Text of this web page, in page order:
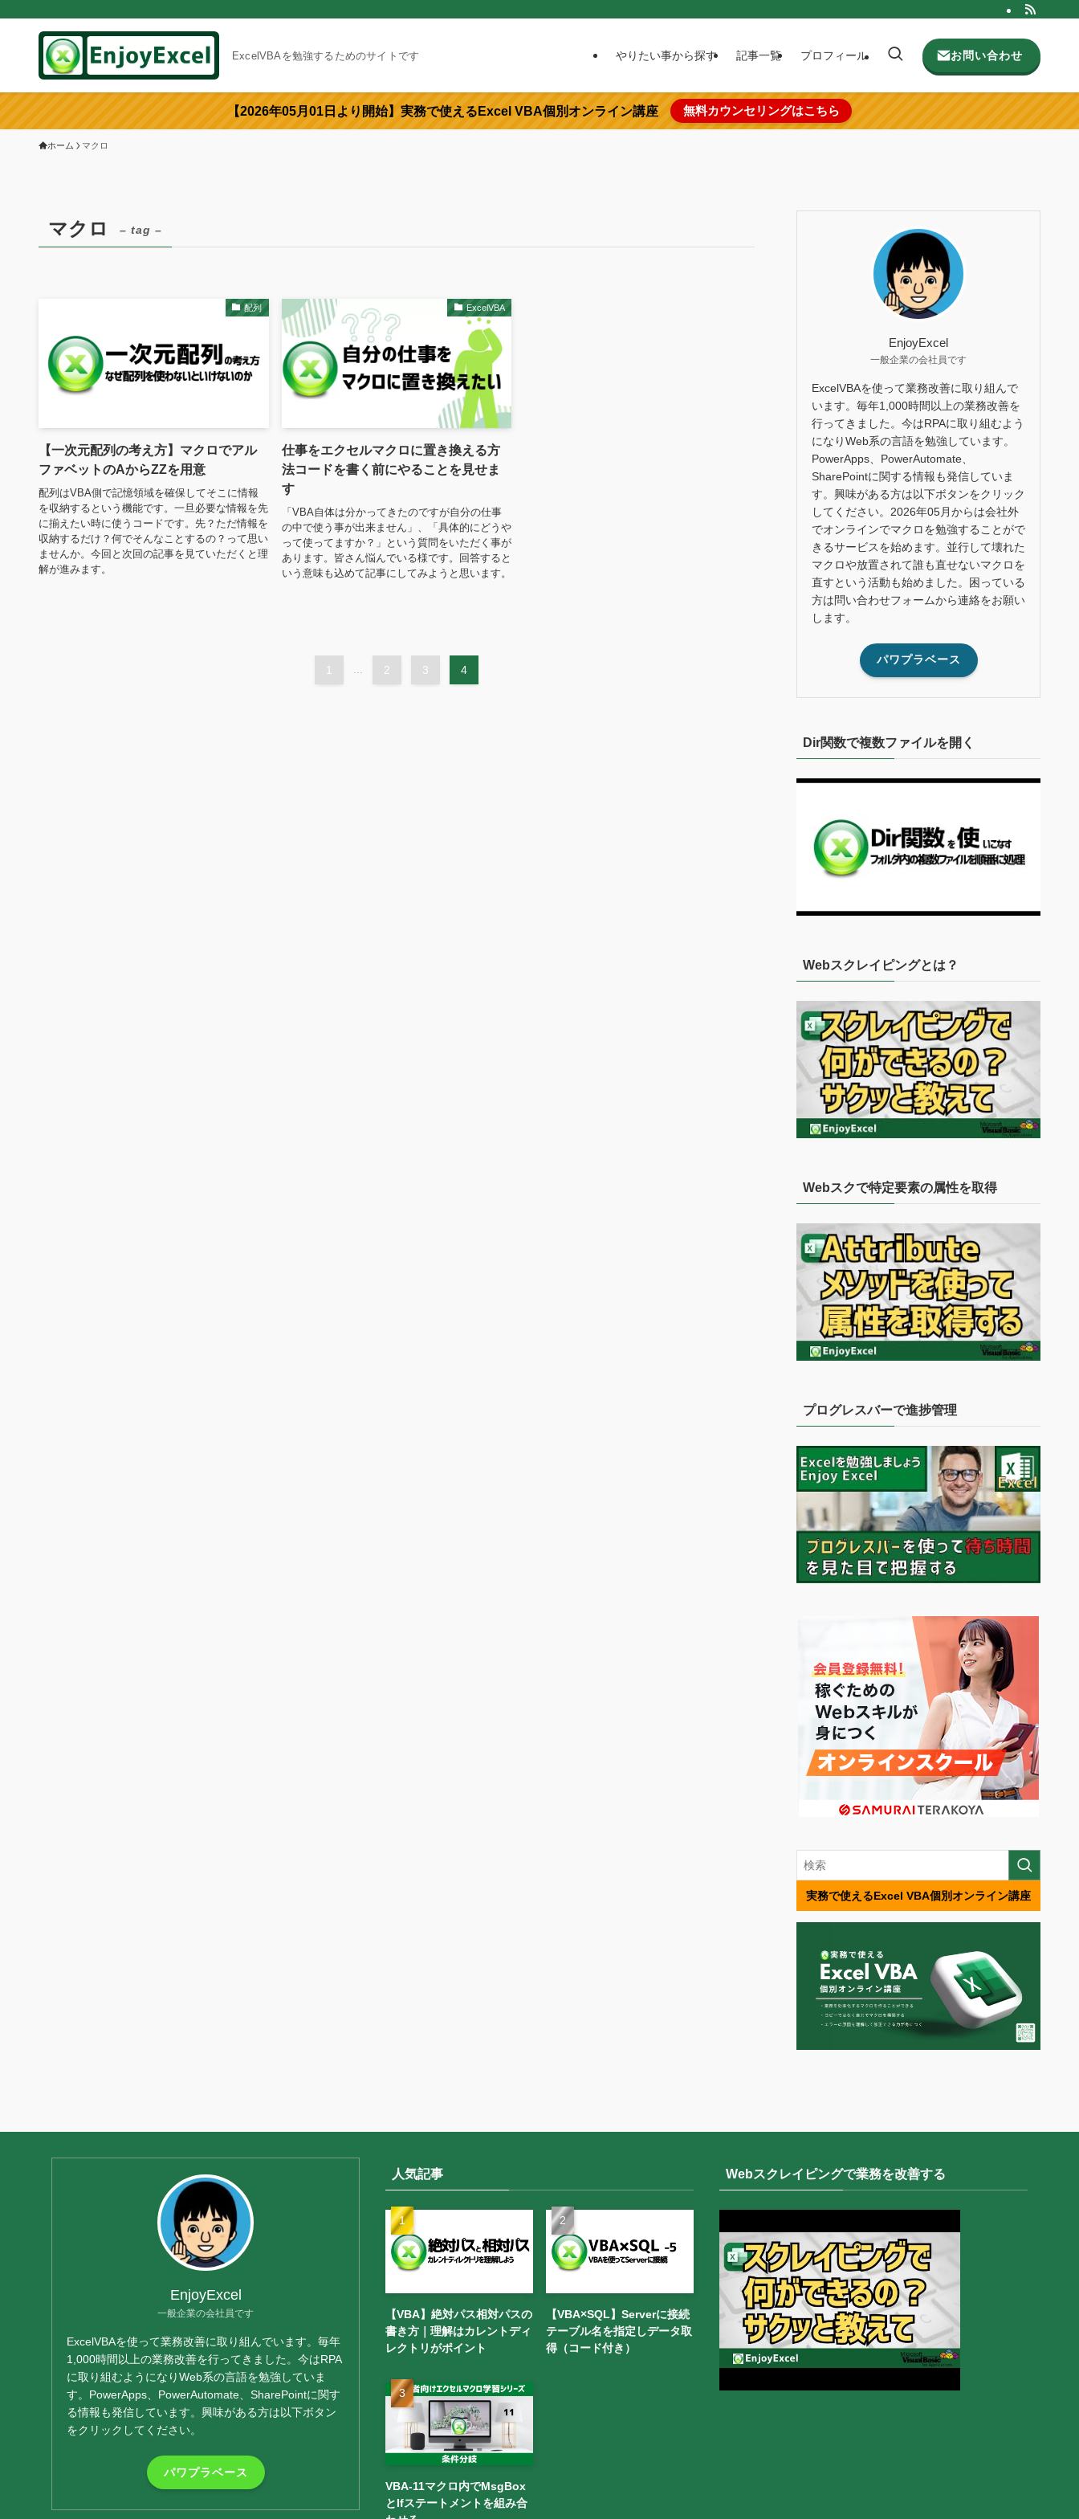
ExcelVBAを勉強するためのサイトです やりたい事から探す 記事一覧 プロフィール お問い合わせ
【2026年05月01日より開始】実務で使えるExcel VBA個別オンライン講座 無料カウンセリングはこちら
ホーム マクロ
マクロ – tag –
配列
【一次元配列の考え方】マクロでアル
ファベットのAからZZを用意
配列はVBA側で記憶領域を確保してそこに情報
を収納するという機能です。一旦必要な情報を先
に揃えたい時に使うコードです。先？ただ情報を
収納するだけ？何でそんなことするの？って思い
ませんか。今回と次回の記事を見ていただくと理
解が進みます。
ExcelVBA
仕事をエクセルマクロに置き換える方
法コードを書く前にやることを見せま
す
「VBA自体は分かってきたのですが自分の仕事
の中で使う事が出来ません」、「具体的にどうや
って使ってますか？」という質問をいただく事が
あります。皆さん悩んでいる様です。回答すると
いう意味も込めて記事にしてみようと思います。
1 2 3 4
EnjoyExcel
一般企業の会社員です
ExcelVBAを使って業務改善に取り組んで
います。毎年1,000時間以上の業務改善を
行ってきました。今はRPAに取り組むよう
になりWeb系の言語を勉強しています。
PowerApps、PowerAutomate、
SharePointに関する情報も発信していま
す。興味がある方は以下ボタンをクリック
してください。2026年05月からは会社外
でオンラインでマクロを勉強することがで
きるサービスを始めます。並行して壊れた
マクロや放置されて誰も直せないマクロを
直すという活動も始めました。困っている
方は問い合わせフォームから連絡をお願い
します。
パワプラベース
Dir関数で複数ファイルを開く
Webスクレイピングとは？
Webスクで特定要素の属性を取得
プログレスバーで進捗管理
実務で使えるExcel VBA個別オンライン講座
EnjoyExcel
一般企業の会社員です
ExcelVBAを使って業務改善に取り組んでいます。毎年
1,000時間以上の業務改善を行ってきました。今はRPA
に取り組むようになりWeb系の言語を勉強していま
す。PowerApps、PowerAutomate、SharePointに関す
る情報も発信しています。興味がある方は以下ボタン
をクリックしてください。
パワプラベース
人気記事
【VBA】絶対パス相対パスの
書き方｜理解はカレントディ
レクトリがポイント
【VBA×SQL】Serverに接続
テーブル名を指定しデータ取
得（コード付き）
VBA-11マクロ内でMsgBox
とIfステートメントを組み合
Webスクレイピングで業務を改善する